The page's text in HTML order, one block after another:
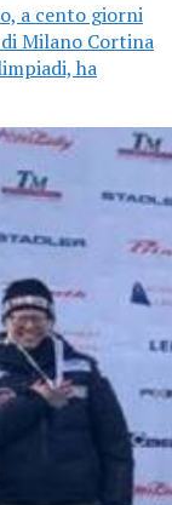
a cento giorni
Milano Cortina
ha